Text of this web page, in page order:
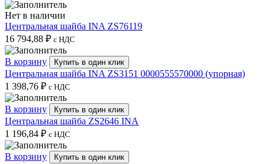
Нет в наличии
Центральная шайба INA ZS76119
16 794,88 ₽ с НДС
В корзину Купить в один клик
Центральная шайба INA ZS3151 0000555570000 (упорная)
1 398,76 ₽ с НДС
В корзину Купить в один клик
Центральная шайба ZS2646 INA
1 196,84 ₽ с НДС
В корзину Купить в один клик